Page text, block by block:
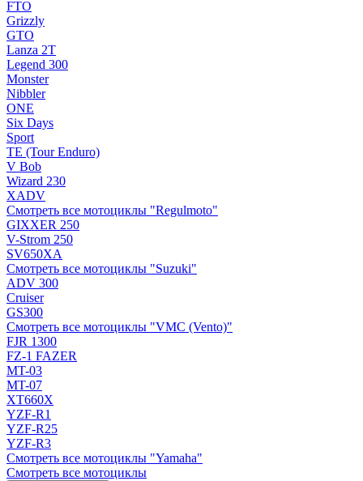
FTO
Grizzly
GTO
Lanza 2T
Legend 300
Monster
Nibbler
ONE
Six Days
Sport
TE (Tour Enduro)
V Bob
Wizard 230
XADV
Смотреть все мотоциклы "Regulmoto"
GIXXER 250
V-Strom 250
SV650XA
Смотреть все мотоциклы "Suzuki"
ADV 300
Cruiser
GS300
Смотреть все мотоциклы "VMC (Vento)"
FJR 1300
FZ-1 FAZER
MT-03
MT-07
XT660X
YZF-R1
YZF-R25
YZF-R3
Смотреть все мотоциклы "Yamaha"
Смотреть все мотоциклы